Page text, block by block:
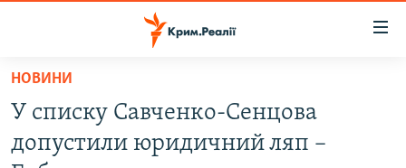
Перейти
основного
матеріалу
Перейти
ВОДА.КРИМ
ВІДЕО ТА ФОТО
НОВИНИ
У списку Савченко-Сенцова
допустили юридичний ляп –